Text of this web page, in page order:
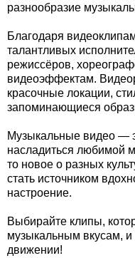
разнообразие
Благодаря
талантливых
режиссёров,
видеоэффектам.
красочные локации,
запоминающиеся
Музыкальные видео —
насладиться любимой
то новое о разных
стать источником
настроение.
Выбирайте клипы,
музыкальным вкусам, и
движении!